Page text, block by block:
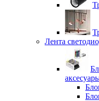
Лента